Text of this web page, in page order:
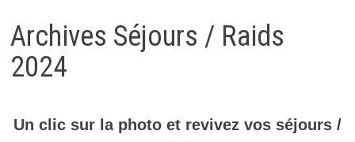
Archives Séjours / Raids
2024
Un clic sur la photo et revivez vos séjours /